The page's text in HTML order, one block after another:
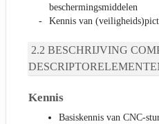
beschermingsmiddelen
Kennis van
BESCHRIJVING
Kennis
Basiskennis van CNC-